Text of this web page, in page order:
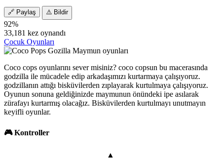
🔗 Paylaş ⚠️ Bildir
92%
33,181 kez oynandı
Çocuk Oyunları
Coco cops oyunlarını sever misiniz? coco copsun bu macerasında
godzilla ile mücadele edip arkadaşımızı kurtarmaya çalışıyoruz.
godzillanın attığı bisküvilerden zıplayarak kurtulmaya çalışıyoruz.
Oyunun sonuna geldiğinizde maymunun önündeki ipe asılarak
zürafayı kurtarmış olacağız. Bisküvilerden kurtulmayı unutmayın
keyifli oyunlar.
🎮 Kontroller
▲